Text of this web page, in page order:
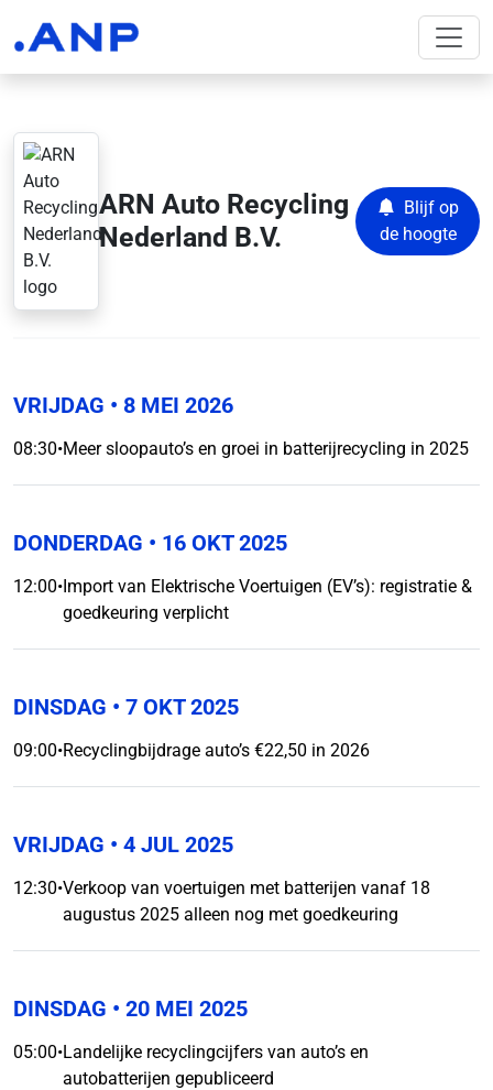
ARN Auto Recycling
Nederland B.V.
Blijf op
de hoogte
VRIJDAG • 8 MEI 2026
08:30•Meer sloopauto’s en groei in batterijrecycling in 2025
DONDERDAG • 16 OKT 2025
12:00•Import van Elektrische Voertuigen (EV’s): registratie &
goedkeuring verplicht
DINSDAG • 7 OKT 2025
09:00•Recyclingbijdrage auto’s €22,50 in 2026
VRIJDAG • 4 JUL 2025
12:30•Verkoop van voertuigen met batterijen vanaf 18
augustus 2025 alleen nog met goedkeuring
DINSDAG • 20 MEI 2025
05:00•Landelijke recyclingcijfers van auto’s en
autobatterijen gepubliceerd